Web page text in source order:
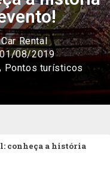
Rental
08/2019
, Pontos turísticos
conheça a história